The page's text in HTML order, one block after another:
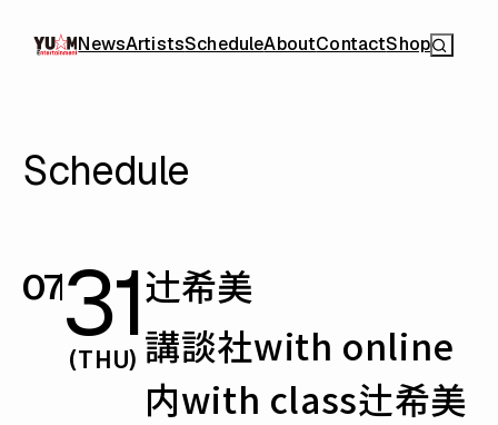
NewsArtistsScheduleAboutContactShop
Schedule
0731
(THU)
辻󠄀希美
講談社with online
内with class辻希美